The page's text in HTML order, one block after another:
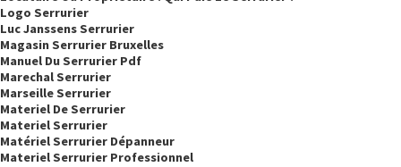
Logo Serrurier
Luc Janssens Serrurier
Magasin Serrurier Bruxelles
Manuel Du Serrurier Pdf
Marechal Serrurier
Marseille Serrurier
Materiel De Serrurier
Materiel Serrurier
Matériel Serrurier Dépanneur
Materiel Serrurier Professionnel